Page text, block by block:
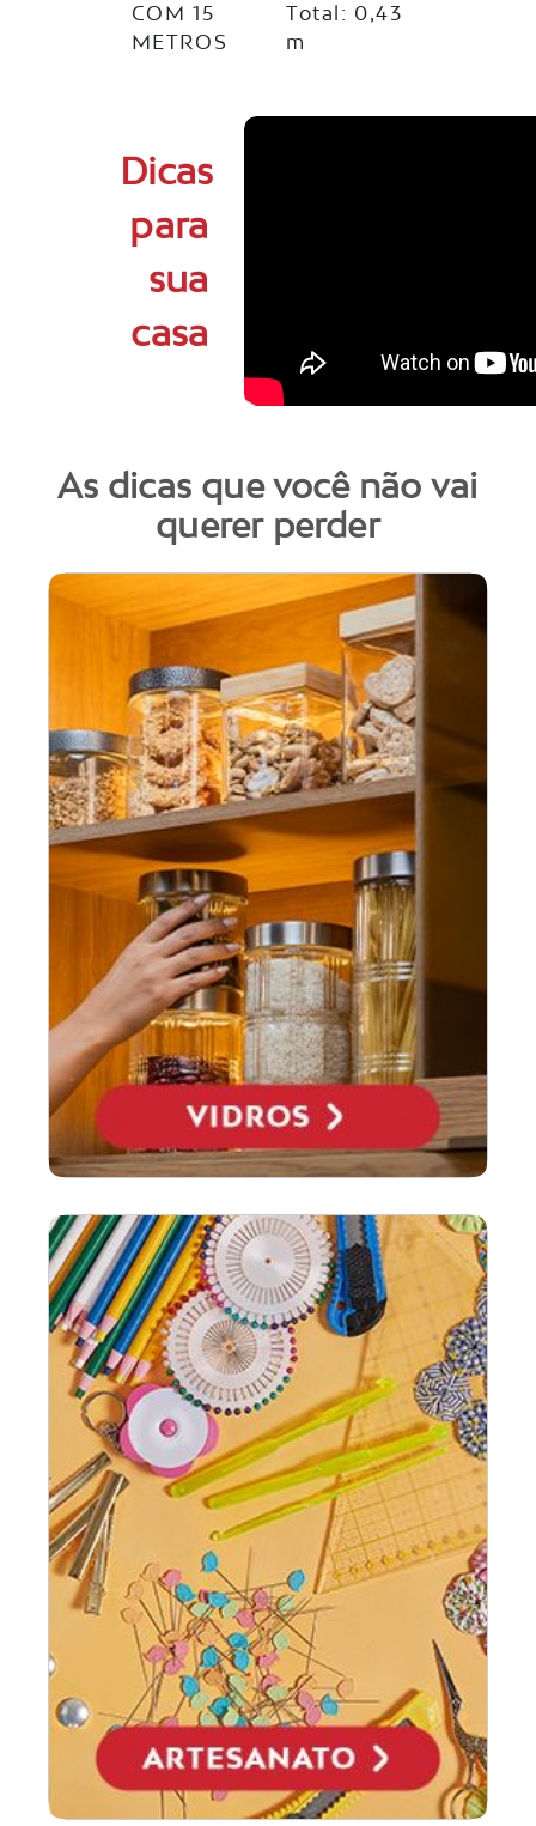
COM 15
METROS
Total: 0,43
m
Dicas
para
sua
casa
As dicas que você não vai
querer perder